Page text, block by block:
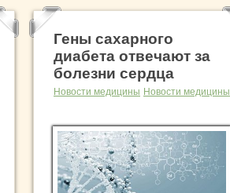
Гены сахарного
диабета отвечают за
болезни сердца
Новости медицины Новости медицины